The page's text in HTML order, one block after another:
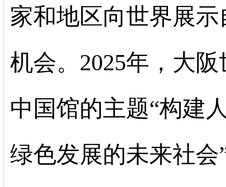
家和地区向世界展
机会。2025年，大
中国馆的主题“构
绿色发展的未来社